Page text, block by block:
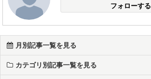
フォローする
月別記事一覧を見る
カテゴリ別記事一覧を見る